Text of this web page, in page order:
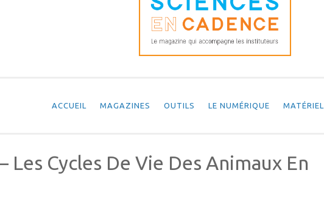
ACCUEIL MAGAZINES OUTILS LE NUMÉRIQUE MATÉRIEL
Les Cycles De Vie Des Animaux En